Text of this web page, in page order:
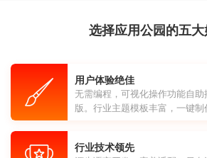
选择应用公园的五大
用户体验绝佳
无需编程，可视化操作功能自
版。行业主题模板丰富，一键制
行业技术领先